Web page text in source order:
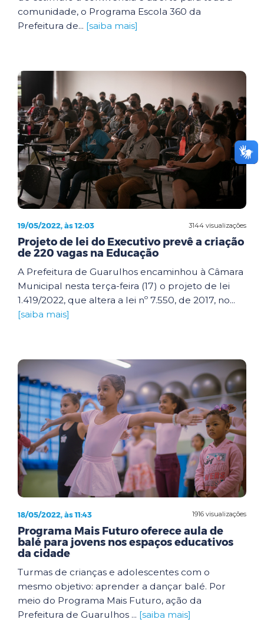
comunidade, o Programa Escola 360 da
Prefeitura de... [saiba mais]
3144 visualizações
19/05/2022, às 12:03
Projeto de lei do Executivo prevê a criação
de 220 vagas na Educação
A Prefeitura de Guarulhos encaminhou à Câmara
Municipal nesta terça-feira (17) o projeto de lei
1.419/2022, que altera a lei nº 7.550, de 2017, no...
[saiba mais]
1916 visualizações
18/05/2022, às 11:43
Programa Mais Futuro oferece aula de
balé para jovens nos espaços educativos
da cidade
Turmas de crianças e adolescentes com o
mesmo objetivo: aprender a dançar balé. Por
meio do Programa Mais Futuro, ação da
Prefeitura de Guarulhos ... [saiba mais]